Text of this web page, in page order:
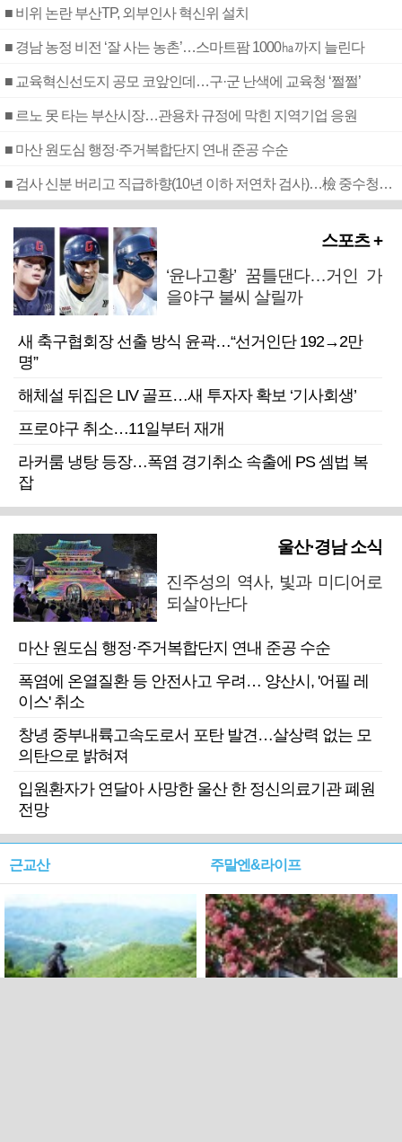
■ 비위 논란 부산TP, 외부인사 혁신위 설치
■ 경남 농정 비전 ‘잘 사는 농촌’…스마트팜 1000㏊까지 늘린다
■ 교육혁신선도지 공모 코앞인데…구·군 난색에 교육청 ‘쩔쩔’
■ 르노 못 타는 부산시장…관용차 규정에 막힌 지역기업 응원
■ 마산 원도심 행정·주거복합단지 연내 준공 수순
■ 검사 신분 버리고 직급하향(10년 이하 저연차 검사)…檢 중수청행 기피
스포츠 +
‘윤나고황’ 꿈틀댄다…거인 가
을야구 불씨 살릴까
새 축구협회장 선출 방식 윤곽…“선거인단 192→2만
명”
해체설 뒤집은 LIV 골프…새 투자자 확보 ‘기사회생’
프로야구 취소…11일부터 재개
라커룸 냉탕 등장…폭염 경기취소 속출에 PS 셈법 복
잡
울산·경남 소식
진주성의 역사, 빛과 미디어로
되살아난다
마산 원도심 행정·주거복합단지 연내 준공 수순
폭염에 온열질환 등 안전사고 우려… 양산시, '어필 레
이스' 취소
창녕 중부내륙고속도로서 포탄 발견…살상력 없는 모
의탄으로 밝혀져
입원환자가 연달아 사망한 울산 한 정신의료기관 폐원
전망
근교산 주말엔&라이프